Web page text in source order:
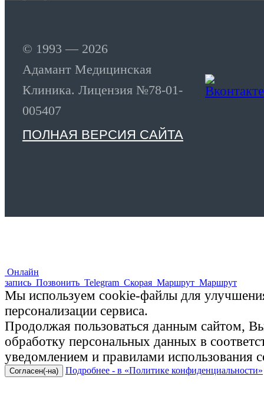
© 1993 — 2026
Адамант Медицинская
Клиника. Лицензия №78-01-
005407
ПОЛНАЯ ВЕРСИЯ САЙТА
Онлайн
запись Позвонить Telegram Скорая Маршрут Маршрут
Мы используем cookie-файлы для
персонализации сервиса.
Продолжая пользоваться данным сайтом, Вы
обработку персональных данных в
уведомлением и правилами использования
Согласен(-на) Подробнее - в «Политике конфиденциальности»